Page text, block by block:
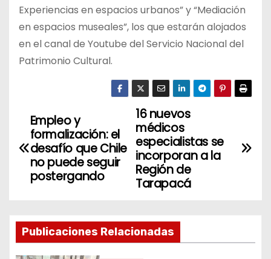
Experiencias en espacios urbanos” y “Mediación
en espacios museales”, los que estarán alojados
en el canal de Youtube del Servicio Nacional del
Patrimonio Cultural.
N
a
g
a
16 nuevos
médicos
especialistas se
incorporan a la
Región de
Tarapacá
Empleo y
formalización: el
desafío que Chile
no puede seguir
postergando
Publicaciones Relacionadas